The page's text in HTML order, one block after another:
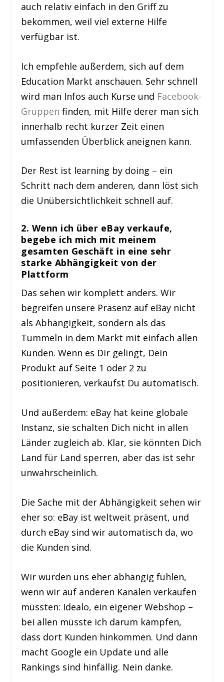
auch relativ einfach in den Griff zu
bekommen, weil viel externe Hilfe
verfügbar ist.
Ich empfehle außerdem, sich auf dem
Education Markt anschauen. Sehr schnell
wird man Infos auch Kurse und Facebook-
Gruppen finden, mit Hilfe derer man sich
innerhalb recht kurzer Zeit einen
umfassenden Überblick aneignen kann.
Der Rest ist learning by doing – ein
Schritt nach dem anderen, dann löst sich
die Unübersichtlichkeit schnell auf.
2. Wenn ich über eBay verkaufe,
begebe ich mich mit meinem
gesamten Geschäft in eine sehr
starke Abhängigkeit von der
Plattform
Das sehen wir komplett anders. Wir
begreifen unsere Präsenz auf eBay nicht
als Abhängigkeit, sondern als das
Tummeln in dem Markt mit einfach allen
Kunden. Wenn es Dir gelingt, Dein
Produkt auf Seite 1 oder 2 zu
positionieren, verkaufst Du automatisch.
Und außerdem: eBay hat keine globale
Instanz, sie schalten Dich nicht in allen
Länder zugleich ab. Klar, sie könnten Dich
Land für Land sperren, aber das ist sehr
unwahrscheinlich.
Die Sache mit der Abhängigkeit sehen wir
eher so: eBay ist weltweit präsent, und
durch eBay sind wir automatisch da, wo
die Kunden sind.
Wir würden uns eher abhängig fühlen,
wenn wir auf anderen Kanälen verkaufen
müssten: Idealo, ein eigener Webshop –
bei allen müsste ich darum kämpfen,
dass dort Kunden hinkommen. Und dann
macht Google ein Update und alle
Rankings sind hinfällig. Nein danke.